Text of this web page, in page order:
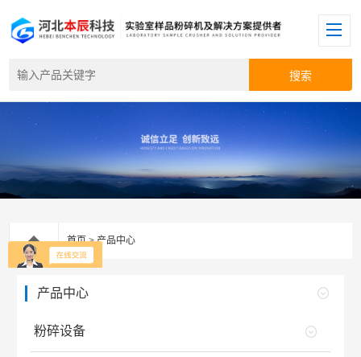
首页>产品中心
产品中心
粉碎设备